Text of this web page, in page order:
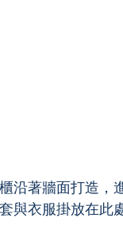
沿著牆面打造，
與衣服掛放在此